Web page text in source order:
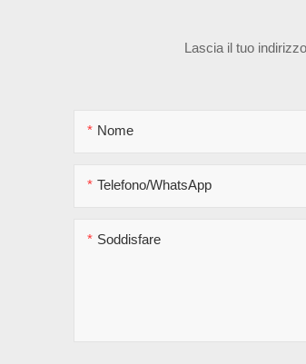
Lascia il tuo
Nome
Telefono/WhatsApp
Soddisfare